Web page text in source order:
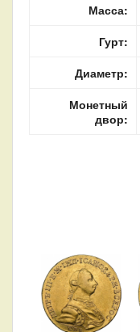
Масса:
Гурт:
Диаметр:
Монетный
двор: